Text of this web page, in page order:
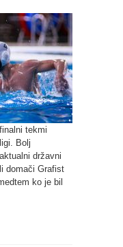
tekmi
Bolj
državni
domači Grafist
ko je bil